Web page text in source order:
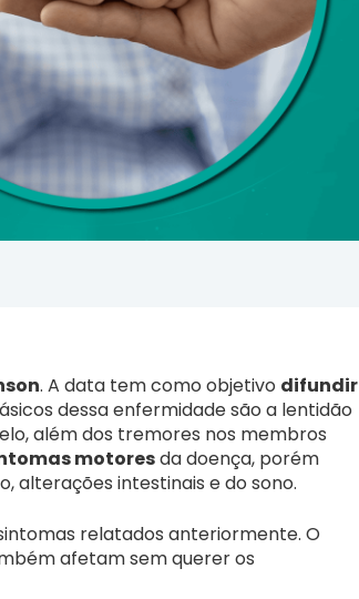
. A data tem como objetivo difundir
dessa enfermidade são a lentidão
além dos tremores nos membros
motoresda doença, porém
alterações intestinais e do sono.
relatados anteriormente. O
afetam sem querer os